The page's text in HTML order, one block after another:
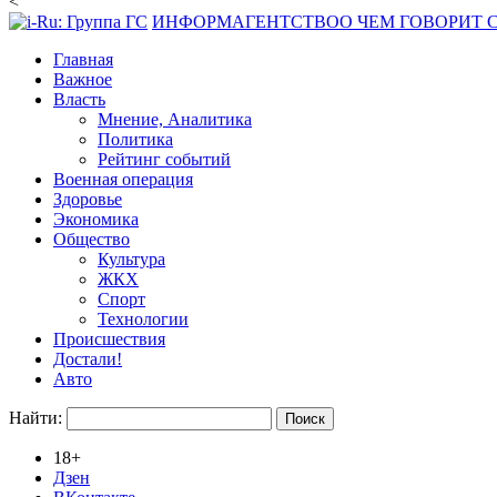
ИНФОРМАГЕНТСТВОО ЧЕМ ГОВОРИТ
Главная
Важное
Власть
Мнение, Аналитика
Политика
Рейтинг событий
Военная операция
Здоровье
Экономика
Общество
Культура
ЖКХ
Спорт
Технологии
Происшествия
Достали!
Авто
Найти:
18+
Дзен